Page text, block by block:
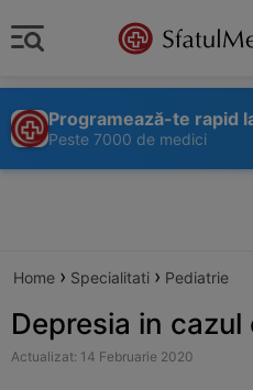
Programează-te rapid
Peste 7000 de medici
Home › Specialitati › Pediatrie
Depresia in
Actualizat: 14 Februarie 2020